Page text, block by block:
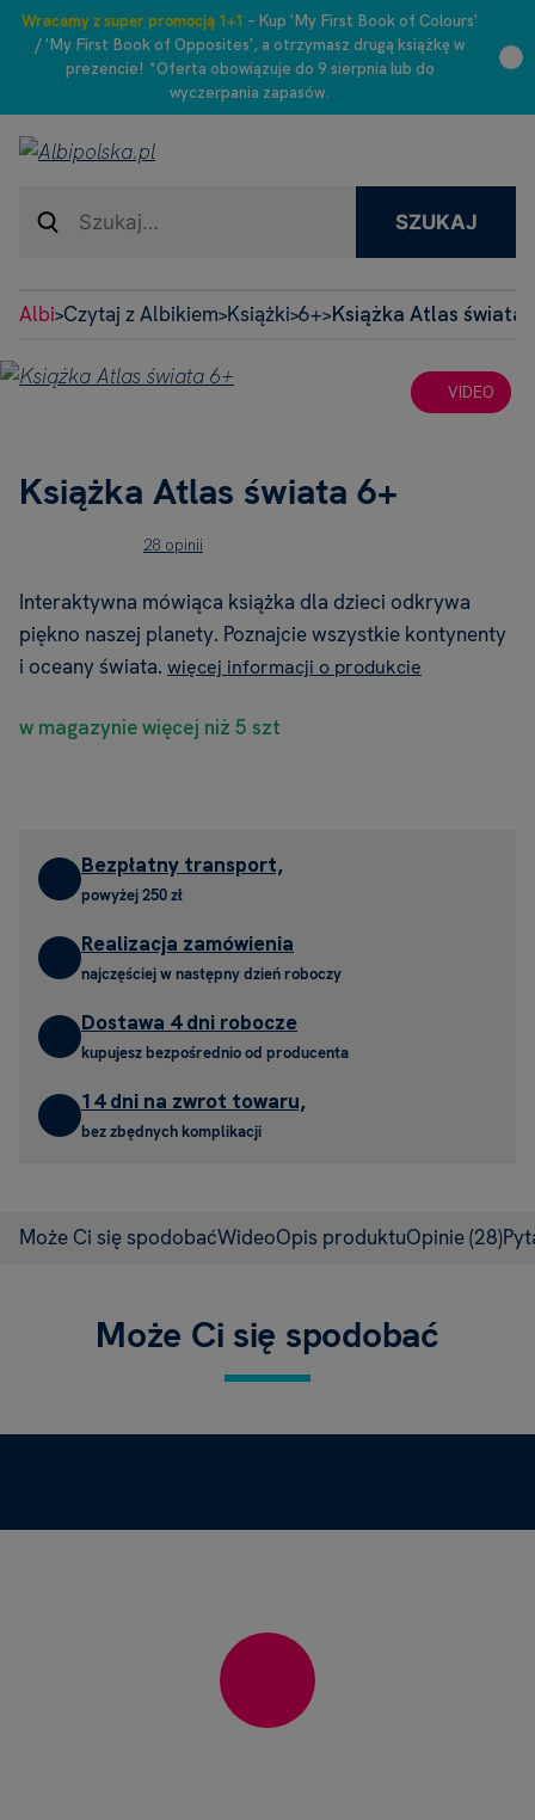
Wracamy z super promocją 1+1 – Kup 'My First Book of Colours'
/ 'My First Book of Opposites', a otrzymasz drugą książkę w
prezencie! *Oferta obowiązuje do 9 sierpnia lub do
wyczerpania zapasów.
SZUKAJ
Albi>Czytaj z Albikiem>Książki>6+>Książka Atlas świata
VIDEO
Książka Atlas świata 6+
28 opinii
Interaktywna mówiąca książka dla dzieci odkrywa
piękno naszej planety. Poznajcie wszystkie kontynenty
i oceany świata. więcej informacji o produkcie
w magazynie więcej niż 5 szt
Bezpłatny transport,
powyżej 250 zł
Realizacja zamówienia
najczęściej w następny dzień roboczy
Dostawa 4 dni robocze
kupujesz bezpośrednio od producenta
14 dni na zwrot towaru,
bez zbędnych komplikacji
Może Ci się spodobaćWideoOpis produktuOpinie(28)
Może Ci się spodobać